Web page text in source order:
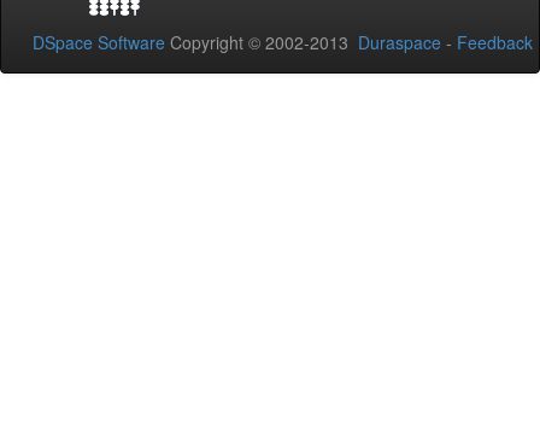
DSpace Software Copyright © 2002-2013 Duraspace - Feedback